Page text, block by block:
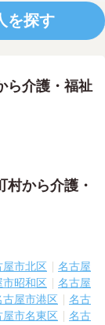
を探す
ら介護・福祉
から介護・
屋市北区
名古屋
市昭和区
名古屋
古屋市港区
名古
屋市名東区
名古